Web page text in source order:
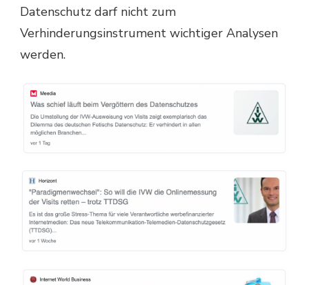
Datenschutz darf nicht zum
Verhinderungsinstrument wichtiger Analysen
werden.